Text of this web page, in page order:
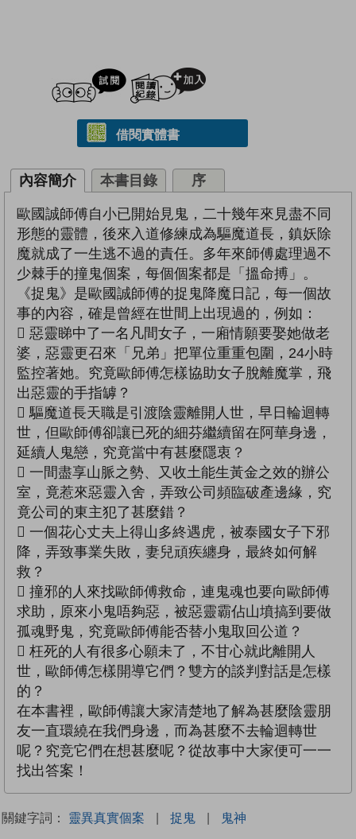
試閲
借閱實體書
內容簡介 本書目錄 序
歐國誠師傅自小已開始見鬼，二十幾年來見盡不同
形態的靈體，後來入道修練成為驅魔道長，鎮妖除
魔就成了一生逃不過的責任。多年來師傅處理過不
少棘手的撞鬼個案，每個個案都是「搵命搏」。
《捉鬼》是歐國誠師傅的捉鬼降魔日記，每一個故
事的內容，確是曾經在世間上出現過的，例如：
 惡靈睇中了一名凡間女子，一廂情願要娶她做老
婆，惡靈更召來「兄弟」把單位重重包圍，24小時
監控著她。究竟歐師傅怎樣協助女子脫離魔掌，飛
出惡靈的手指罅？
 驅魔道長天職是引渡陰靈離開人世，早日輪迴轉
世，但歐師傅卻讓已死的細芬繼續留在阿華身邊，
延續人鬼戀，究竟當中有甚麼隱衷？
 一間盡享山脈之勢、又收土能生黃金之效的辦公
室，竟惹來惡靈入舍，弄致公司頻臨破產邊緣，究
竟公司的東主犯了甚麼錯？
 一個花心丈夫上得山多終遇虎，被泰國女子下邪
降，弄致事業失敗，妻兒頑疾纏身，最終如何解
救？
 撞邪的人來找歐師傅救命，連鬼魂也要向歐師傅
求助，原來小鬼唔夠惡，被惡靈霸佔山墳搞到要做
孤魂野鬼，究竟歐師傅能否替小鬼取回公道？
 枉死的人有很多心願未了，不甘心就此離開人
世，歐師傅怎樣開導它們？雙方的談判對話是怎樣
的？
在本書裡，歐師傅讓大家清楚地了解為甚麼陰靈朋
友一直環繞在我們身邊，而為甚麼不去輪迴轉世
呢？究竞它們在想甚麼呢？從故事中大家便可一一
找出答案！
關鍵字詞： 靈異真實個案 | 捉鬼 | 鬼神